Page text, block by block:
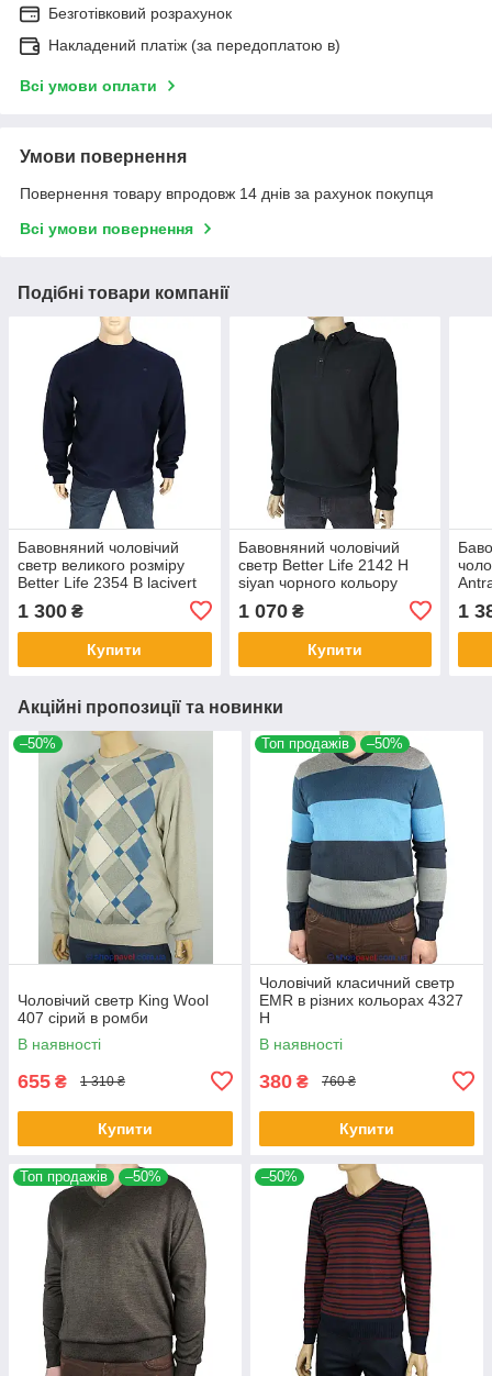
Безготівковий розрахунок
Накладений платіж (за передоплатою в)
Всі умови оплати
Умови повернення
Повернення товару впродовж 14 днів за рахунок покупця
Всі умови повернення
Подібні товари компанії
Бавовняний чоловічий
светр великого розміру
Better Life 2354 B lacivert
1 300 ₴
Купити
Бавовняний чоловічий
светр Better Life 2142 H
siyan чорного кольору
1 070₴
Купити
1
Акційні пропозиції та новинки
–50%
Чоловічий светр King Wool
407 сірий в ромби
В наявності
655 ₴ 1 310 ₴
Купити
Топ продажів –50%
Чоловічий класичний светр
EMR в різних кольорах 4327
Н
В наявності
380 ₴ 760 ₴
Купити
Топ продажів –50% –50%